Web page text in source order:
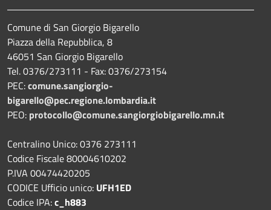
Comune di San Giorgio Bigarello
Piazza della Repubblica, 8
46051 San Giorgio Bigarello
Tel. 0376/273111 - Fax: 0376/273154
PEC:comune.sangiorgio-
bigarello@pec.regione.lombardia.it
PEO: protocollo@comune.sangiorgiobigarello.mn.it
Centralino Unico: 0376 273111
Codice Fiscale 80004610202
P.IVA 00474420205
CODICE Ufficio unico: UFH1ED
Codice IPA:c_h883